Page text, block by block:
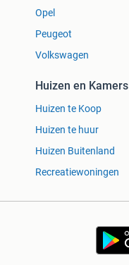
Opel
Peugeot
Volkswagen
Huizen en Kamers
Huizen te Koop
Huizen te huur
Huizen Buitenland
Recreatiewoningen